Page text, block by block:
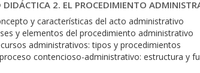
2. EL PROCEDIMIENTO
y características del acto administrativo
y elementos del procedimiento administrativo
administrativos: tipos y procedimientos
contencioso-administrativo: estructura y